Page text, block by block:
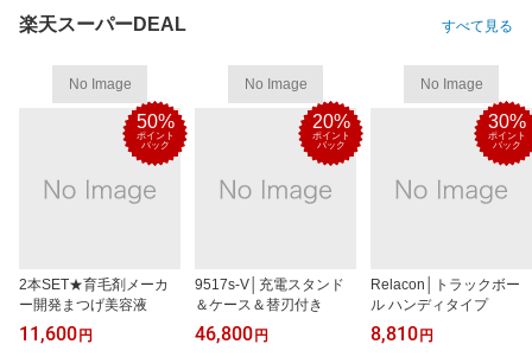
楽天スーパーDEAL すべて見る
No Image
50%
ポイント
バック
2本SET★育毛剤メーカ
ー開発まつげ美容液
11,600 円
No Image
20%
ポイント
バック
9517s-V│充電スタンド
＆ケース＆替刃付き
46,800 円
No Image
30%
ポイント
バック
Relacon│トラックボー
ル ハンディタイプ
8,810 円